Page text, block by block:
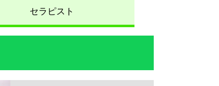
セラピスト